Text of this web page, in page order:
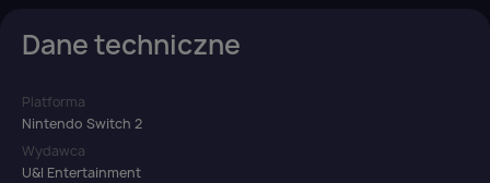
Dane techniczne
Platforma
Nintendo Switch 2
Wydawca
U&I Entertainment